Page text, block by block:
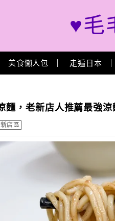
♥毛
美食懶人包 走遍日本
麵，老新店人推薦最強
店區